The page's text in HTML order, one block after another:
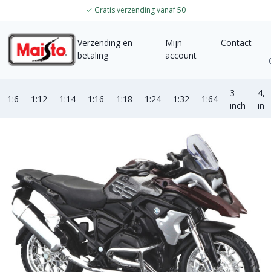
✓ Gratis verzending vanaf 50
Verzending en
betaling
Mijn
account
Contact
1:6 1:12 1:14 1:16 1:18 1:24 1:32 1:64
3
inch
4,5